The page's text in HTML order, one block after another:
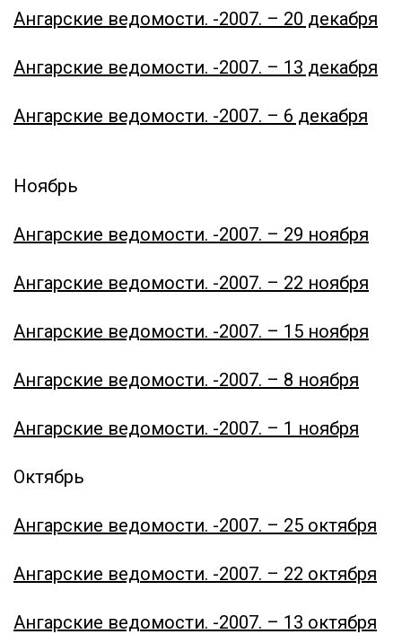
Ангарские ведомости. -2007. – 20 декабря
Ангарские ведомости. -2007. – 13 декабря
Ангарские ведомости. -2007. – 6 декабря
Ноябрь
Ангарские ведомости. -2007. – 29 ноября
Ангарские ведомости. -2007. – 22 ноября
Ангарские ведомости. -2007. – 15 ноября
Ангарские ведомости. -2007. – 8 ноября
Ангарские ведомости. -2007. – 1 ноября
Октябрь
Ангарские ведомости. -2007. – 25 октября
Ангарские ведомости. -2007. – 22 октября
Ангарские ведомости. -2007. – 13 октября